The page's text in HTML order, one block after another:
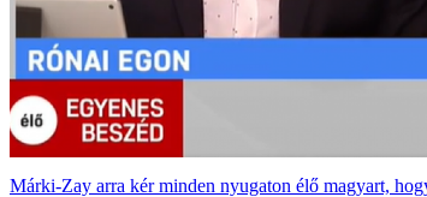
Márki-Zay arra kér minden nyugaton élő magyart,